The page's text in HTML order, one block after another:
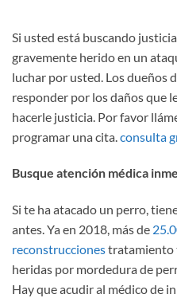
Si usted está buscando
gravemente herido en un
luchar por usted. Los dueños
responder por los daños que
hacerle justicia. Por favor
programar una cita. consulta
Busque atención médica
Si te ha atacado un perro,
antes. Ya en 2018, más de
reconstruccionestratamiento
heridas por mordedura de
Hay que acudir al médico de